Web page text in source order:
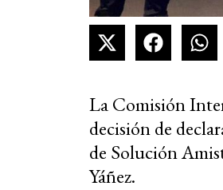
La Comisión
decisión de
de Solución
Yáñez.